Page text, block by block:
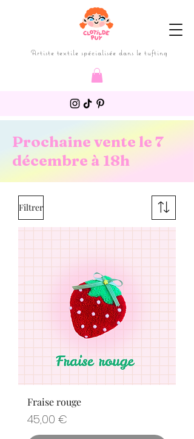
Artiste textile spécialisée dans le tufting
Prochaine vente le 7
décembre à 18h
Filtrer
Fraise rouge
Prix
45,00 €